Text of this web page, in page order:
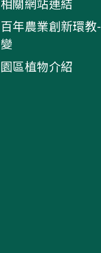
相關網站連結
百年農業創新環
變
園區植物介紹